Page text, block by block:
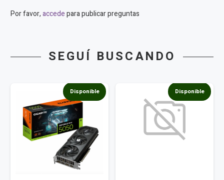
Por favor,accedepara publicar preguntas
SEGUÍ BUSCANDO
Disponible Disponible